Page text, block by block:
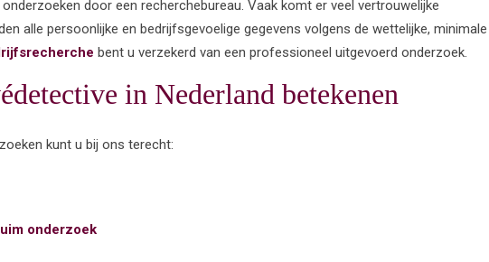
door een recherchebureau. Vaak komt er veel vertrouwelijke
alle persoonlijke en bedrijfsgevoelige gegevens volgens de wettelijke, minimale
bent u verzekerd van een professioneel uitgevoerd onderzoek.
in Nederland betekenen
kunt u bij ons terecht:
onderzoek